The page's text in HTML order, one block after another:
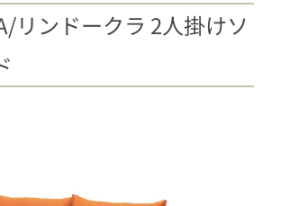
クリッポクセル ブラ
ット
エングスリリア 掛布
スマスツリー
リンドークラ 2人掛けソ